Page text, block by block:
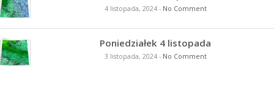
4 listopada, 2024- No Comment
Poniedziałek 4 listopada
3 listopada, 2024- No Comment